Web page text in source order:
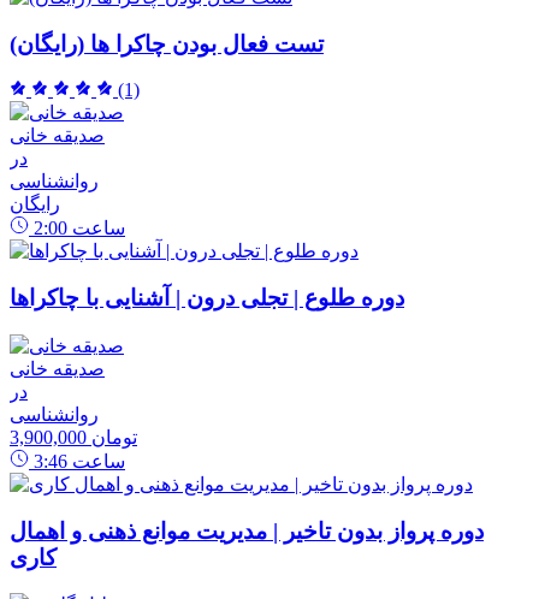
تست فعال بودن چاکرا ها (رایگان)
(1)
صدیقه خانی
در
روانشناسی
رایگان
2:00 ساعت
دوره طلوع | تجلی درون | آشنایی با چاکراها
صدیقه خانی
در
روانشناسی
3,900,000 تومان
3:46 ساعت
دوره پرواز بدون تاخیر | مدیریت موانع ذهنی و اهمال
کاری